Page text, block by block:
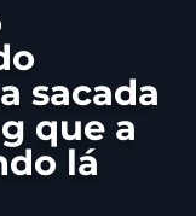
sacada
que a
lá